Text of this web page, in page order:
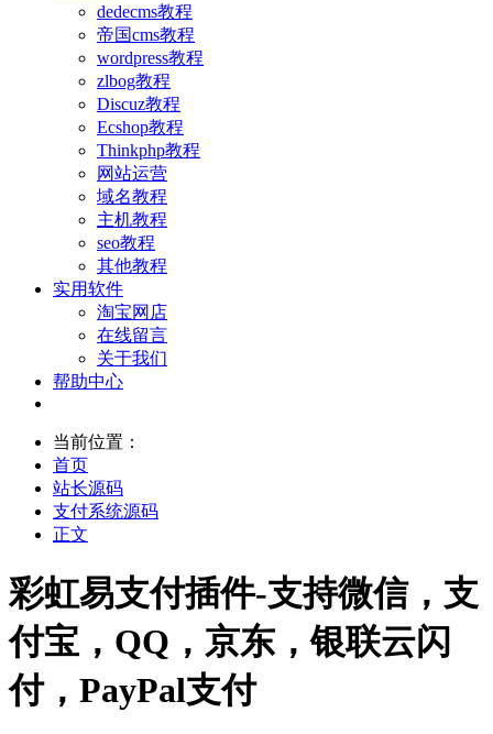
dedecms教程
帝国cms教程
wordpress教程
zlbog教程
Discuz教程
Ecshop教程
Thinkphp教程
网站运营
域名教程
主机教程
seo教程
其他教程
实用软件
淘宝网店
在线留言
关于我们
帮助中心
当前位置：
首页
站长源码
支付系统源码
正文
彩虹易支付插件-支持微信，支
付宝，QQ，京东，银联云闪
付，PayPal支付